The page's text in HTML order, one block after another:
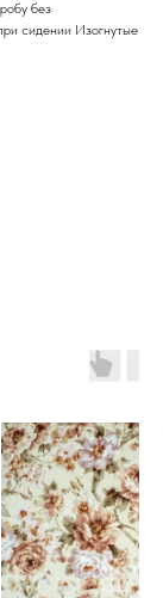
без
сидении Изогнутые